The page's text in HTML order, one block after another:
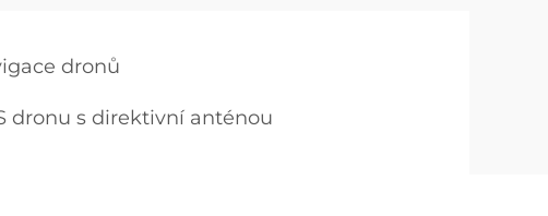
dronů
dronu s direktivní anténou